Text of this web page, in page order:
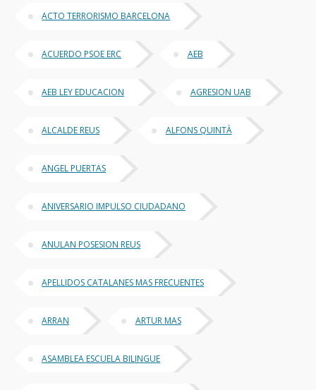
ACTO TERRORISMO BARCELONA
ACUERDO PSOE ERC AEB
AEB LEY EDUCACION AGRESION UAB
ALCALDE REUS ALFONS QUINTÀ
ANGEL PUERTAS
ANIVERSARIO IMPULSO CIUDADANO
ANULAN POSESION REUS
APELLIDOS CATALANES MAS FRECUENTES
ARRAN ARTUR MAS
ASAMBLEA ESCUELA BILINGUE